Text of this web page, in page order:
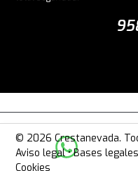
© 2026 Crestanevada.
Aviso legal•Bases
Cookies